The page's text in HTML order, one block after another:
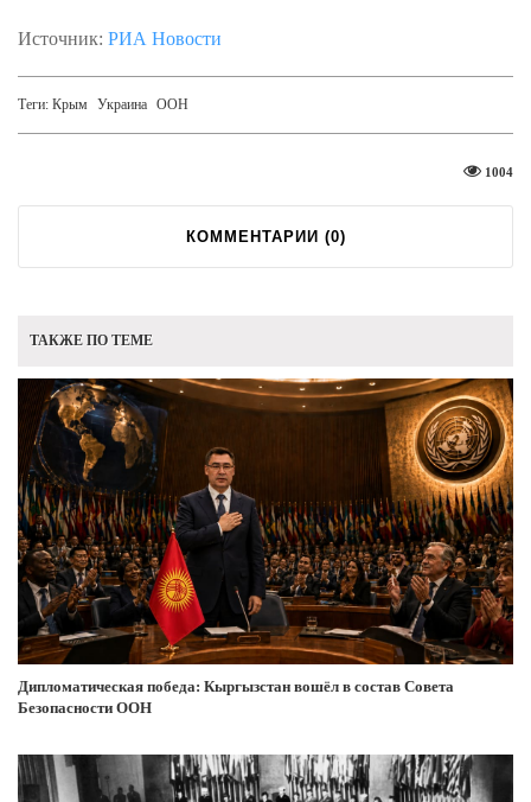
Источник: РИА Новости
Теги: Крым Украина ООН
1004
КОММЕНТАРИИ (0)
ТАКЖЕ ПО ТЕМЕ
Дипломатическая победа: Кыргызстан вошёл в состав Совета
Безопасности ООН